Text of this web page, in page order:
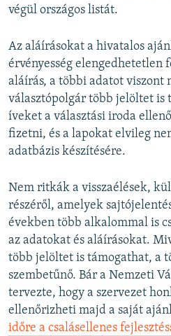
végül országos listát.
Az aláírásokat a hivatalos
érvényesség elengedhetetlen
aláírás, a többi adatot viszont
választópolgár több jelöltet is
íveket a választási iroda
fizetni, és a lapokat elvileg
adatbázis készítésére.
Nem ritkák a visszaélések,
részéről, amelyek
években több alkalommal is
az adatokat és aláírásokat.
több jelöltet is támogathat, a
szembetűnő. Bár a Nemzeti
tervezte, hogy a szervezet
ellenőrizheti majd a saját
időre a csalásellenes